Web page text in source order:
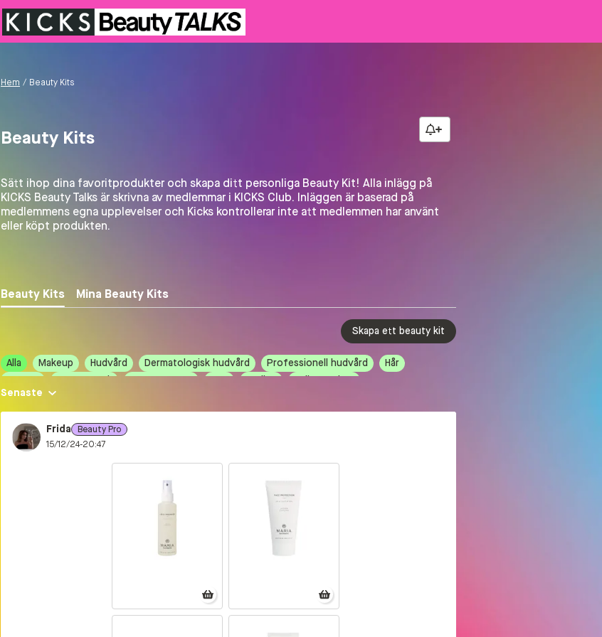
Hem / Beauty Kits
Beauty Kits
Sätt ihop dina favoritprodukter och skapa ditt personliga Beauty Kit! Alla inlägg på
KICKS Beauty Talks är skrivna av medlemmar i KICKS Club. Inläggen är baserad på
medlemmens egna upplevelser och Kicks kontrollerar inte att medlemmen har använt
eller köpt produkten.
Beauty Kits Mina Beauty Kits
Skapa ett beauty kit
Alla Makeup Hudvård Dermatologisk hudvård Professionell hudvård
Hår
Parfym
Beauty Hack Beauty Tester Man Tävling
Tolka Looken
Hållbarhet
Senaste
Frida
Beauty Pro
15/12/24-20:47